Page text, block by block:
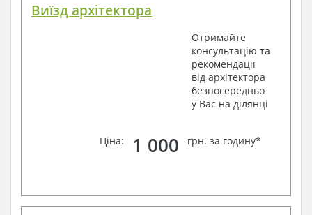
Виїзд архітектора
Отримайте
консультацію та
рекомендації
від архітектора
безпосередньо
у Вас на ділянці
Ціна: 1 000 грн. за годину*